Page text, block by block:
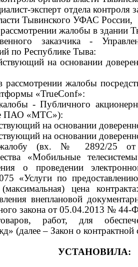
эксперт отдела
Тывинского УФАС России,
жалобыв здании
заказчика -
по Республике Тыва:
ий на основании
рассмотрении жалобы
«TrueConf»:
- Публичного
ПАО «МТС»):
ий на основании
ий на основании
(вх. № 2892/25 от
«Мобильные
о проведении
«Услуги по
(максимальная) цена
внеплановой
закона от 05.04.2013 № 44-
работ, для
(далее – Закон о контрактной
УСТАНОВИЛА: